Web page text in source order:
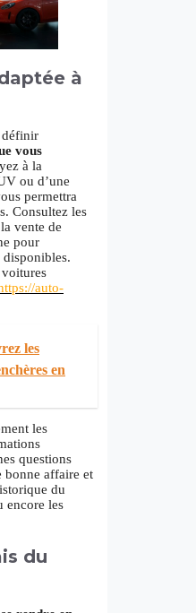
à
définir
vous
à la
ou d’une
permettra
Consultez les
vente de
pour
disponibles.
auto-
les
en
les
questions
bonne affaire et
du
encore les
du